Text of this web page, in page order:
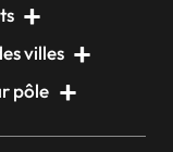
villes
pôle